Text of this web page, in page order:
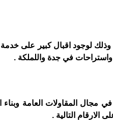
لوجود اقبال كبير على خدمة
في جدة واللملكة .
مجال المقاولات العامة
التالية .